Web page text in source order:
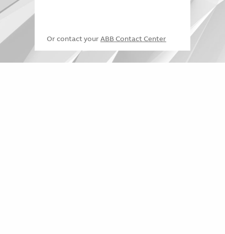
Or contact your ABB Contact Center